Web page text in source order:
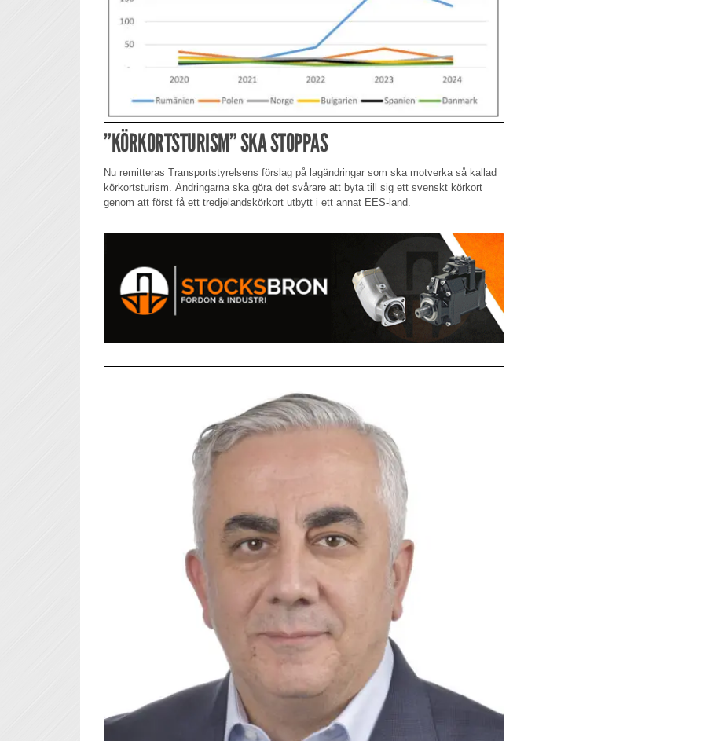
”KÖRKORTSTURISM” SKA STOPPAS
Nu remitteras Transportstyrelsens förslag på lagändringar som ska motverka så kallad
körkortsturism. Ändringarna ska göra det svårare att byta till sig ett svenskt körkort
genom att först få ett tredjelandskörkort utbytt i ett annat EES-land.